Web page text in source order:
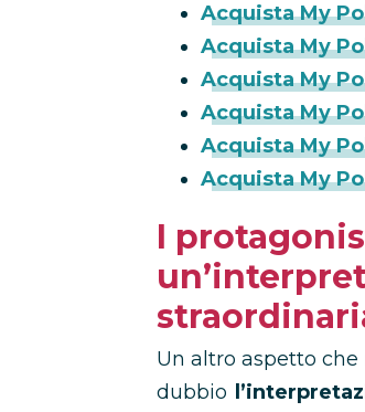
Acquista My
Acquista My
Acquista My
Acquista My
Acquista My
Acquista My
I
Un altro aspetto che
dubbio